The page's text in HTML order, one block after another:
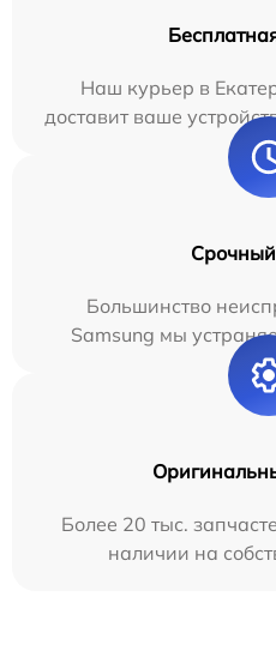
Наш курьер в
доставит ваше
Большинство
Samsung мы
Более 20 тыс.
наличии на